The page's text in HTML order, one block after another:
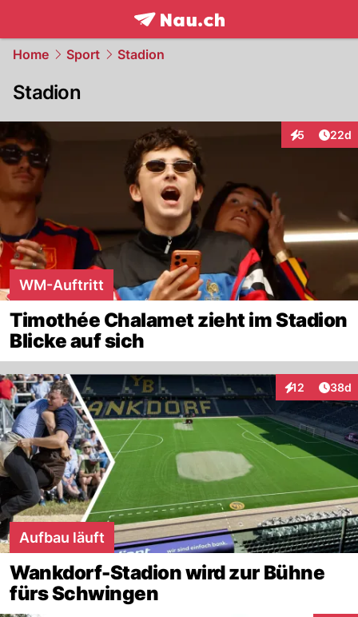
frontpage.NAU.ch
Home Sport Stadion
Stadion
5
Interaktionen
22d
WM-Auftritt
Timothée Chalamet zieht im Stadion
Blicke auf sich
12
Interaktionen
38d
Aufbau läuft
Wankdorf-Stadion wird zur Bühne
fürs Schwingen